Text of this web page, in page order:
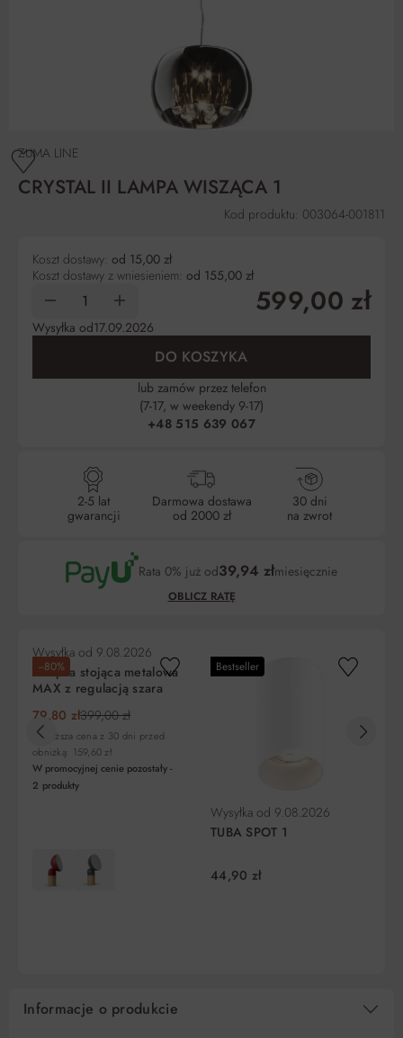
ZUMA LINE
CRYSTAL II LAMPA WISZĄCA 1
Kod produktu: 003064-001811
Koszt dostawy: od 15,00 zł
Koszt dostawy z wniesieniem: od 155,00 zł
599,00 zł
Wysyłka od17.09.2026
DO KOSZYKA
lub zamów przez telefon
(7-17, w weekendy 9-17)
+48 515 639 067
2-5 lat
gwarancji
Darmowa dostawa
od 2000 zł
30 dni
na zwrot
Rata 0% już od39,94 złmiesięcznie
OBLICZ RATĘ
Liczba
rat
5
119,80 zł
0% 599,00 zł
15
−80%
Wysyłka od 9.08.2026
Lampka stojąca metalowa
MAX z regulacją szara
79,80 zł399,00 zł
Najniższa cena z 30 dni przed
obniżką: 159,60 zł
W promocyjnej cenie pozostały -
2 produkty
Bestseller
Wysyłka od 9.08.2026
TUBA SPOT 1
44,90 zł
Informacje o produkcie